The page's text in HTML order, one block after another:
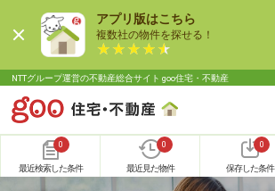
アプリ版はこちら
複数社の物件を探せる！
NTTグループ運営の不動産総合サイト goo住宅・不動産
0
最近検索した条件
0
最近見た物件
0
保存した条件